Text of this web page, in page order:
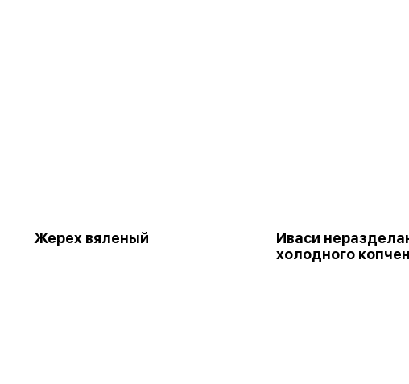
Жерех вяленый
Иваси
холодного